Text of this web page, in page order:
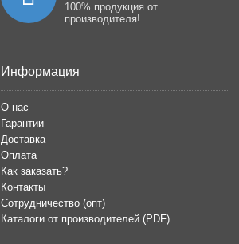
100% продукция от
производителя!
Информация
О нас
Гарантии
Доставка
Оплата
Как заказать?
Контакты
Сотрудничество (опт)
Каталоги от производителей (PDF)